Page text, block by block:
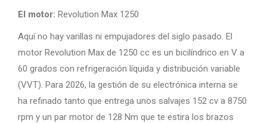
El motor: Revolution Max 1250
Aquí no hay varillas ni empujadores del siglo pasado. El
motor Revolution Max de 1250 cc es un bicilíndrico en V a
60 grados con refrigeración líquida y distribución variable
(VVT). Para 2026, la gestión de su electrónica interna se
ha refinado tanto que entrega unos salvajes 152 cv a 8750
rpm y un par motor de 128 Nm que te estira los brazos